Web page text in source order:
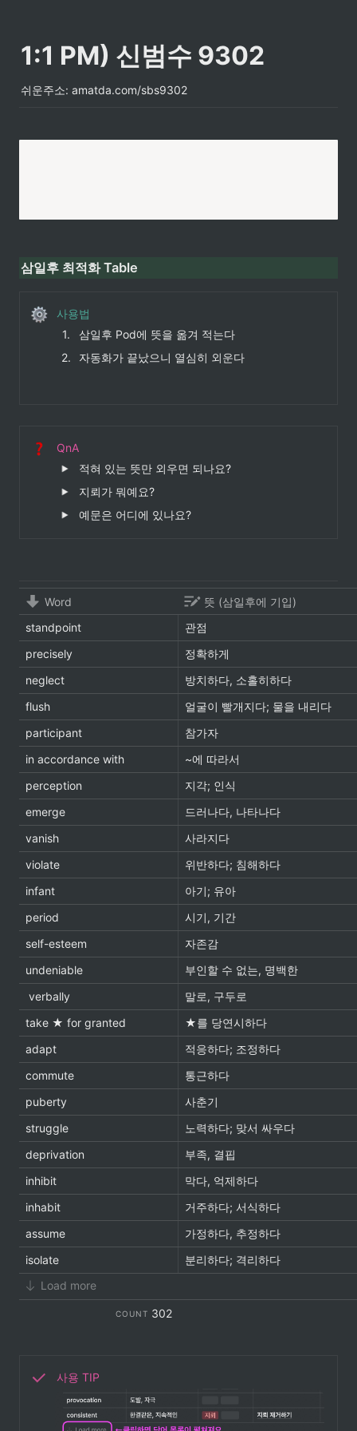
1:1 PM) 신범수 9302
쉬운주소: amatda.com/sbs9302
삼일후 최적화 Table
사용법
1.
삼일후 Pod에 뜻을 옮겨 적는다
2. 자동화가 끝났으니 열심히 외운다
QnA
적혀 있는 뜻만 외우면 되나요?
지뢰가 뭐예요?
예문은 어디에 있나요?
Word
뜻 (삼일후에 기입)
standpoint
관점
precisely
정확하게
neglect
방치하다, 소홀히하다
flush
얼굴이 빨개지다; 물을 내리다
participant
참가자
in accordance with
~에 따라서
perception
지각; 인식
emerge
드러나다, 나타나다
vanish
사라지다
violate
위반하다; 침해하다
infant
아기; 유아
period
시기, 기간
self-esteem
자존감
undeniable
부인할 수 없는, 명백한
verbally
말로, 구두로
take ★ for granted
★를 당연시하다
adapt
적응하다; 조정하다
commute
통근하다
puberty
사춘기
struggle
노력하다; 맞서 싸우다
deprivation
부족, 결핍
inhibit
막다, 억제하다
inhabit
거주하다; 서식하다
assume
가정하다, 추정하다
isolate
분리하다; 격리하다
Load more
COUNT 302
사용 TIP